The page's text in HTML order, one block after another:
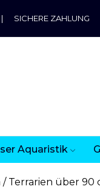
| SICHERE ZAHLUNG
Aquaristik
Terrarien über 90